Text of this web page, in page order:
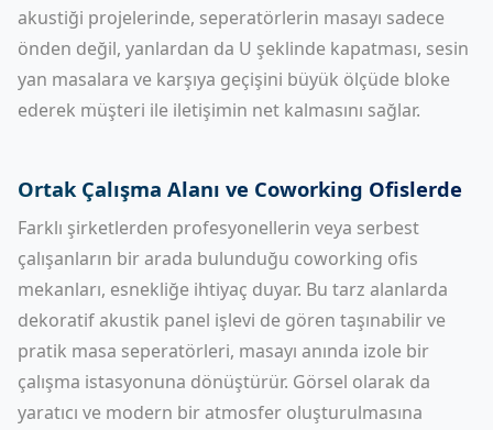
akustiği projelerinde, seperatörlerin masayı sadece
önden değil, yanlardan da U şeklinde kapatması, sesin
yan masalara ve karşıya geçişini büyük ölçüde bloke
ederek müşteri ile iletişimin net kalmasını sağlar.
Ortak Çalışma Alanı ve Coworking Ofislerde
Farklı şirketlerden profesyonellerin veya serbest
çalışanların bir arada bulunduğu coworking ofis
mekanları, esnekliğe ihtiyaç duyar. Bu tarz alanlarda
dekoratifakustik panel işlevi de gören taşınabilir ve
pratik masa seperatörleri, masayı anında izole bir
çalışma istasyonuna dönüştürür. Görsel olarak da
yaratıcı ve modern bir atmosfer oluşturulmasına